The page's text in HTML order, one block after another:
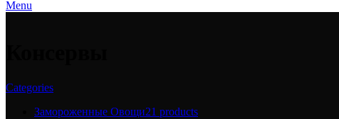
Menu
Categories
Замороженные Овощи21 products